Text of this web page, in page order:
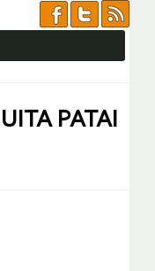
PATAI